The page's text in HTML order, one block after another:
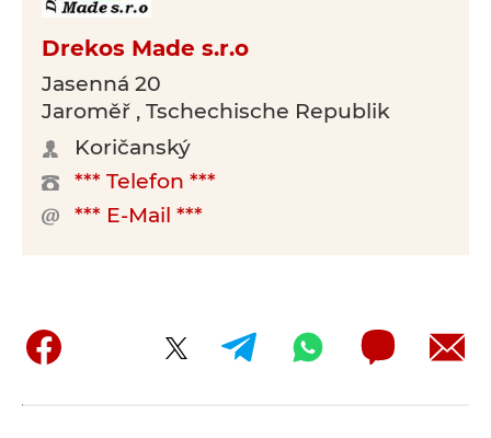
Drekos Made s.r.o
Jasenná 20
Jaroměř , Tschechische Republik
Koričanský
*** Telefon ***
*** E-Mail ***